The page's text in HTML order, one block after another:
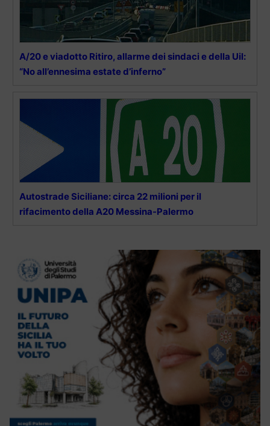
A/20 e viadotto Ritiro, allarme dei sindaci e della Uil:
“No all’ennesima estate d’inferno”
Autostrade Siciliane: circa 22 milioni per il
rifacimento della A20 Messina-Palermo